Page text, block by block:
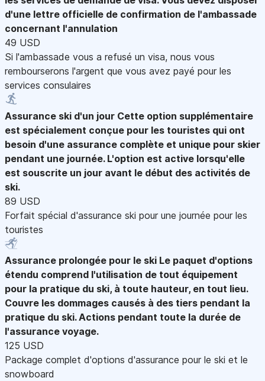
d'une lettre officielle de confirmation de l'ambassade
concernant l'annulation
49 USD
Si l'ambassade vous a refusé un visa, nous vous
rembourserons l'argent que vous avez payé pour les
services consulaires
Assurance ski d'un jour Cette option supplémentaire
est spécialement conçue pour les touristes qui ont
besoin d'une assurance complète et unique pour skier
pendant une journée. L'option est active lorsqu'elle
est souscrite un jour avant le début des activités de
ski.
89 USD
Forfait spécial d'assurance ski pour une journée pour les
touristes
Assurance prolongée pour le ski Le paquet d'options
étendu comprend l'utilisation de tout équipement
pour la pratique du ski, à toute hauteur, en tout lieu.
Couvre les dommages causés à des tiers pendant la
pratique du ski. Actions pendant toute la durée de
l'assurance voyage.
125 USD
Package complet d'options d'assurance pour le ski et le
snowboard